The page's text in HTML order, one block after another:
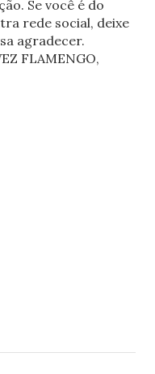
Se você é do
rede social, deixe
agradecer.
FLAMENGO,